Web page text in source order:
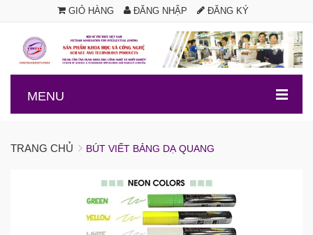
GIỎ HÀNG ĐĂNG NHẬP ĐĂNG KÝ
.
MENU
TRANG CHỦ BÚT VIẾT BẢNG DẠ QUANG